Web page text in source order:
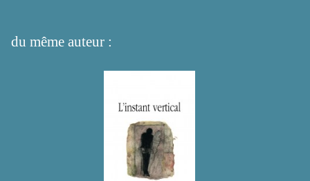
du même auteur :